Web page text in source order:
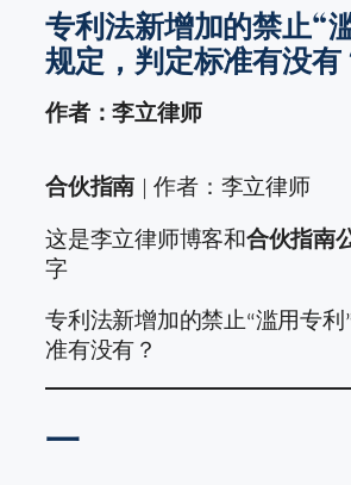
专利法新增加的禁止“
规定，判定标准有没有
作者：李立律师
合伙指南 | 作者：李立律师
这是李立律师博客和合伙指南
字
专利法新增加的禁止“滥用专
准有没有？
一